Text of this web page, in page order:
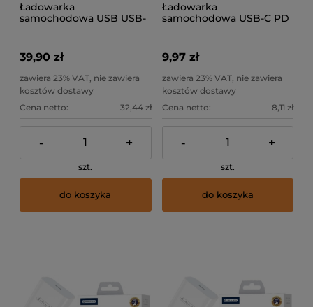
Ładowarka
samochodowa USB USB-
39,90 zł
zawiera 23% VAT, nie zawiera
kosztów dostawy
Cena netto:
32,44 zł
- +
szt.
do koszyka
Ładowarka
samochodowa USB-C PD
9,97 zł
zawiera 23% VAT, nie zawiera
kosztów dostawy
Cena netto:
8,11 zł
- +
szt.
do koszyka